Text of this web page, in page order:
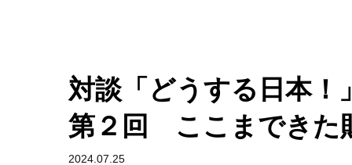
対談「どうする日本
第２回 ここまできた
2024.07.25